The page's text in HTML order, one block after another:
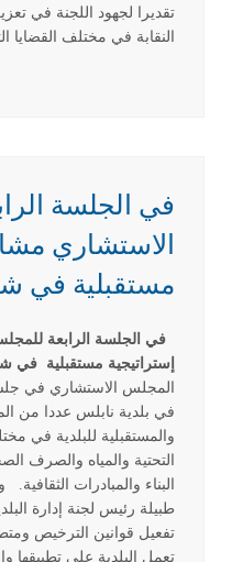
تقديرا لجهود اللجنة في
النقابة في مختلف القضايا
في الجلسة
الاستشاري
مستقبلية في
في الجلسة الرابعة
إستراتيجية مستقبلية في
المجلس الاستشاري في
في بلدية نابلس عددا من
والمستقبلية للبلدية في
التحتية والمياه والصرف
البناء والمبادرات
طبيلة رئيس لجنة إدارة
تفعيل قوانين الترخيص
تعمل البلدية على تطبيقها